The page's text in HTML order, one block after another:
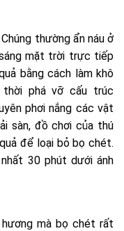
thường ẩn náu ở
mặt trời trực tiếp
bằng cách làm khô
phá vỡ cấu trúc
phơi nắng các vật
sàn, đồ chơi của thú
để loại bỏ bọ chét.
30 phút dưới ánh
mà bọ chét rất